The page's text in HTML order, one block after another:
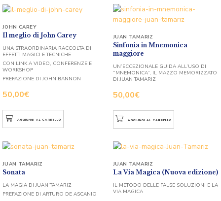
Il meglio di John Carey
50,00€
JOHN CAREY
UNA STRAORDINARIA RACCOLTA DI
EFFETTI MAGICI E TECNICHE
CON LINK A VIDEO, CONFERENZE E
WORKSHOP
PREFAZIONE DI JOHN BANNON
AGGIUNGI AL CARRELLO
Sinfonia in Mnemonica
maggiore
50,00€
JUAN TAMARIZ
UN’ECCEZIONALE GUIDA ALL’USO DI
“MNEMONICA”, IL MAZZO MEMORIZZATO
DI JUAN TAMARIZ
AGGIUNGI AL CARRELLO
Sonata
JUAN TAMARIZ
LA MAGIA DI JUAN TAMARIZ
PREFAZIONE DI ARTURO DE ASCANIO
La Via Magica (Nuova edizione)
JUAN TAMARIZ
IL METODO DELLE FALSE SOLUZIONI E LA
VIA MAGICA